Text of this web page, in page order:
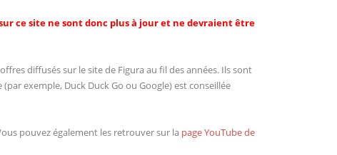
ce site ne sont donc plus à jour et ne devraient être
diffusés sur le site de Figura au fil des années. Ils sont
exemple, Duck Duck Go ou Google) est conseillée
pouvez également les retrouver sur la page YouTube de